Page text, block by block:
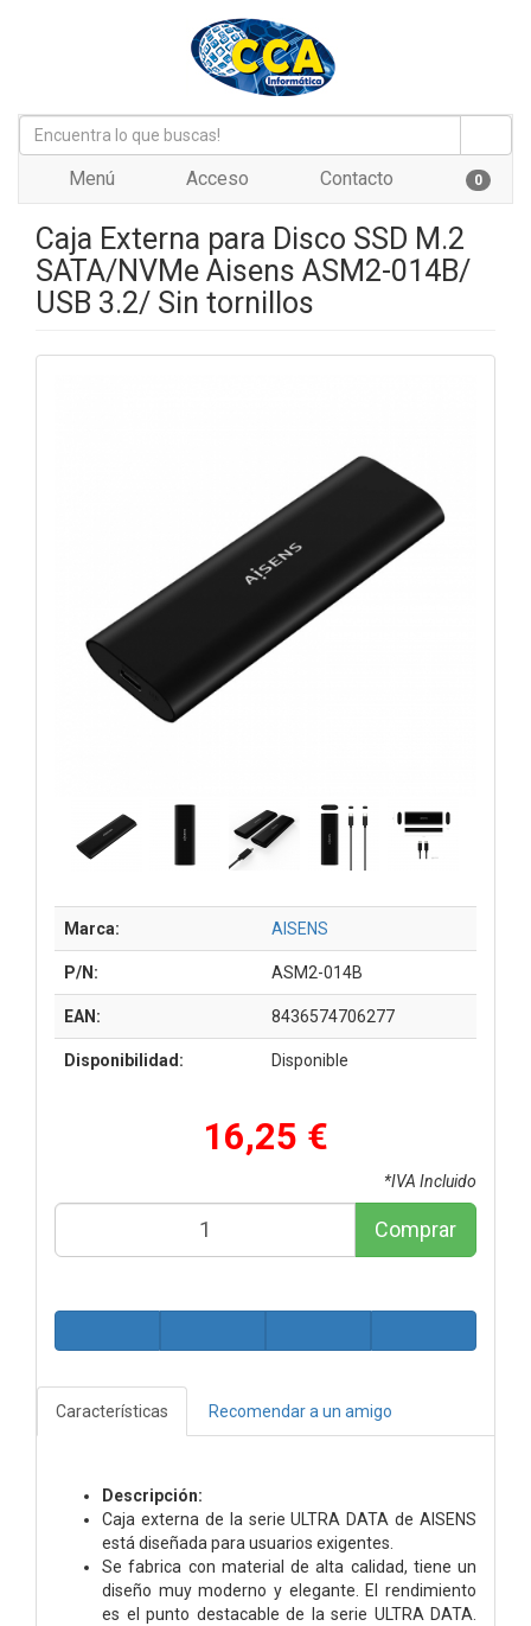
Menú Acceso Contacto 0
Caja Externa para Disco SSD M.2
SATA/NVMe Aisens ASM2-014B/
USB 3.2/ Sin tornillos
Marca: AISENS
P/N: ASM2-014B
EAN: 8436574706277
Disponibilidad: Disponible
16,25 €
*IVA Incluido
Comprar
Características Recomendar a un amigo
Descripción:
Caja externa de la serie ULTRA DATA de AISENS
está diseñada para usuarios exigentes.
Se fabrica con material de alta calidad, tiene un
diseño muy moderno y elegante. El rendimiento
es el punto destacable de la serie ULTRA DATA.